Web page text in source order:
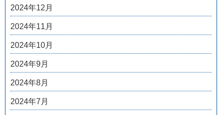
2024年12月
2024年11月
2024年10月
2024年9月
2024年8月
2024年7月